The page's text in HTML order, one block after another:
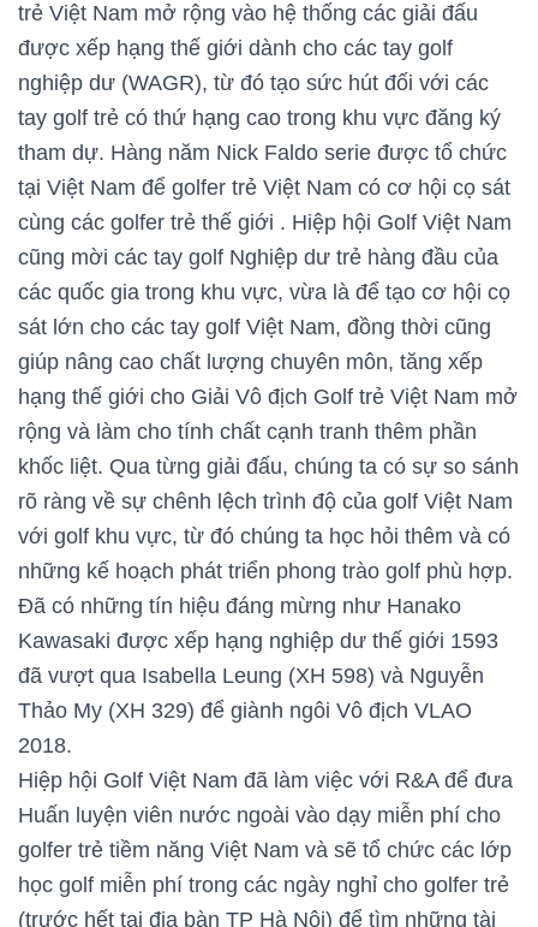
trẻ Việt Nam mở rộng vào hệ thống các giải đấu
được xếp hạng thế giới dành cho các tay golf
nghiệp dư (WAGR), từ đó tạo sức hút đối với các
tay golf trẻ có thứ hạng cao trong khu vực đăng ký
tham dự. Hàng năm Nick Faldo serie được tổ chức
tại Việt Nam để golfer trẻ Việt Nam có cơ hội cọ sát
cùng các golfer trẻ thế giới . Hiệp hội Golf Việt Nam
cũng mời các tay golf Nghiệp dư trẻ hàng đầu của
các quốc gia trong khu vực, vừa là để tạo cơ hội cọ
sát lớn cho các tay golf Việt Nam, đồng thời cũng
giúp nâng cao chất lượng chuyên môn, tăng xếp
hạng thế giới cho Giải Vô địch Golf trẻ Việt Nam mở
rộng và làm cho tính chất cạnh tranh thêm phần
khốc liệt. Qua từng giải đấu, chúng ta có sự so sánh
rõ ràng về sự chênh lệch trình độ của golf Việt Nam
với golf khu vực, từ đó chúng ta học hỏi thêm và có
những kế hoạch phát triển phong trào golf phù hợp.
Đã có những tín hiệu đáng mừng như Hanako
Kawasaki được xếp hạng nghiệp dư thế giới 1593
đã vượt qua Isabella Leung (XH 598) và Nguyễn
Thảo My (XH 329) để giành ngôi Vô địch VLAO
2018.
Hiệp hội Golf Việt Nam đã làm việc với R&A để đưa
Huấn luyện viên nước ngoài vào dạy miễn phí cho
golfer trẻ tiềm năng Việt Nam và sẽ tổ chức các lớp
học golf miễn phí trong các ngày nghỉ cho golfer trẻ
(trước hết tại địa bàn TP Hà Nội) để tìm những tài